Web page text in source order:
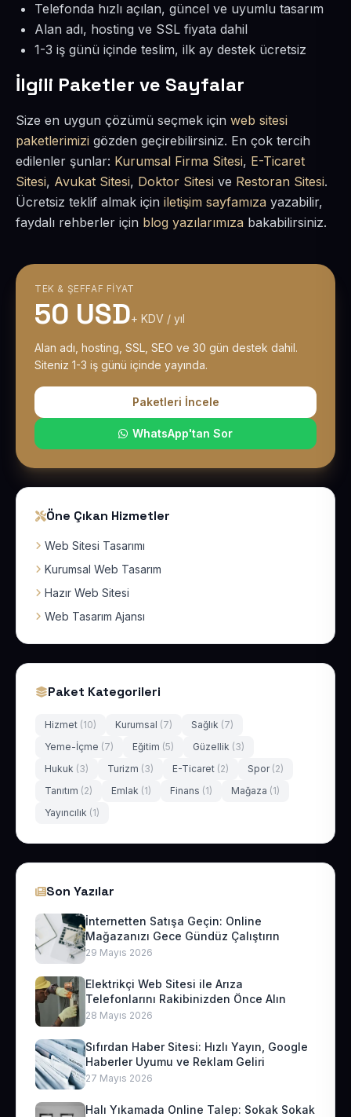
Telefonda hızlı açılan, güncel ve uyumlu tasarım
Alan adı, hosting ve SSL fiyata dahil
1-3 iş günü içinde teslim, ilk ay destek ücretsiz
İlgili Paketler ve Sayfalar
Size en uygun çözümü seçmek için web sitesi
paketlerimizi gözden geçirebilirsiniz. En çok tercih
edilenler şunlar: Kurumsal Firma Sitesi, E-Ticaret
Sitesi, Avukat Sitesi, Doktor Sitesi ve Restoran Sitesi.
Ücretsiz teklif almak için iletişim sayfamıza yazabilir,
faydalı rehberler için blog yazılarımıza bakabilirsiniz.
TEK & ŞEFFAF FIYAT
50 USD+ KDV / yıl
Alan adı, hosting, SSL, SEO ve 30 gün destek dahil.
Siteniz 1-3 iş günü içinde yayında.
Paketleri İncele
WhatsApp'tan Sor
Öne Çıkan Hizmetler
Web Sitesi Tasarımı
Kurumsal Web Tasarım
Hazır Web Sitesi
Web Tasarım Ajansı
Paket Kategorileri
Hizmet (10) Kurumsal (7) Sağlık (7)
Yeme-İçme (7) Eğitim (5) Güzellik (3)
Hukuk (3) Turizm (3) E-Ticaret (2) Spor (2)
Tanıtım (2) Emlak (1) Finans (1) Mağaza (1)
Yayıncılık (1)
Son Yazılar
İnternetten Satışa Geçin: Online
Mağazanızı Gece Gündüz Çalıştırın
29 Mayıs 2026
Elektrikçi Web Sitesi ile Arıza
Telefonlarını Rakibinizden Önce Alın
28 Mayıs 2026
Sıfırdan Haber Sitesi: Hızlı Yayın, Google
Haberler Uyumu ve Reklam Geliri
27 Mayıs 2026
Halı Yıkamada Online Talep: Sokak Sokak